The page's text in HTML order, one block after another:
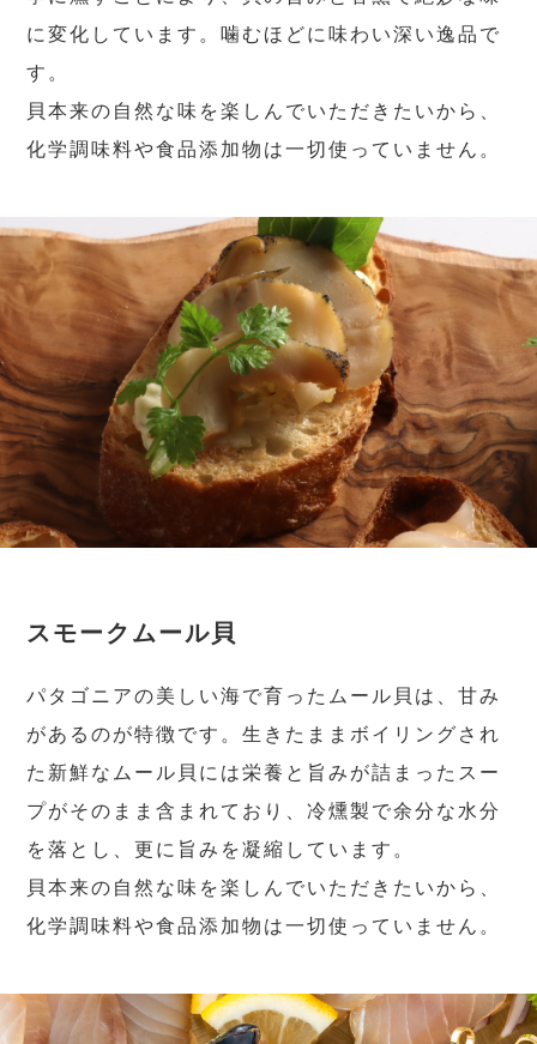
に変化しています。噛むほどに味わい深い逸品で
す。
貝本来の自然な味を楽しんでいただきたいから、
化学調味料や食品添加物は一切使っていません。
スモークムール貝
パタゴニアの美しい海で育ったムール貝は、甘み
があるのが特徴です。生きたままボイリングされ
た新鮮なムール貝には栄養と旨みが詰まったスー
プがそのまま含まれており、冷燻製で余分な水分
を落とし、更に旨みを凝縮しています。
貝本来の自然な味を楽しんでいただきたいから、
化学調味料や食品添加物は一切使っていません。